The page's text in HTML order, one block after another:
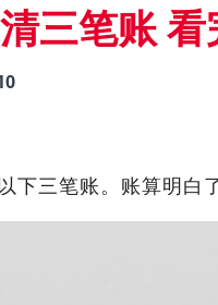
三笔账 看
三笔账。账算明白